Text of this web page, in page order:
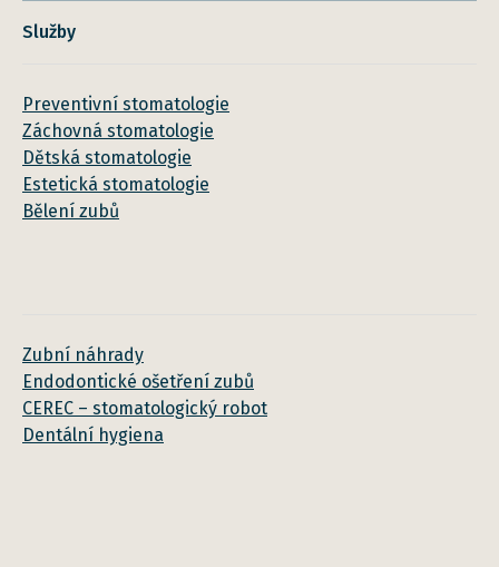
Služby
Preventivní stomatologie
Záchovná stomatologie
Dětská stomatologie
Estetická stomatologie
Bělení zubů
Zubní náhrady
Endodontické ošetření zubů
CEREC – stomatologický robot
Dentální hygiena